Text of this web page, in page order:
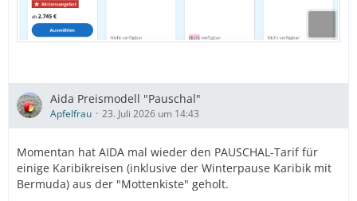
Aida Preismodell "Pauschal"
Apfelfrau 23. Juli 2026 um 14:43
Momentan hat AIDA mal wieder den PAUSCHAL-Tarif für
einige Karibikreisen (inklusive der Winterpause Karibik mit
Bermuda) aus der "Mottenkiste" geholt.